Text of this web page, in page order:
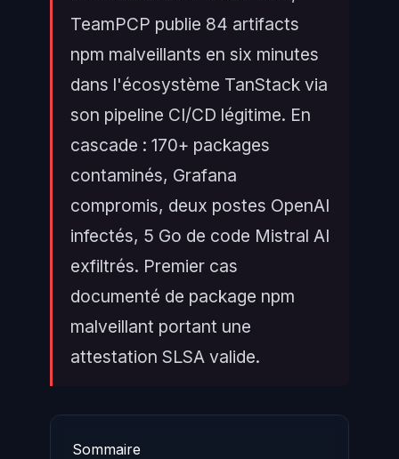
TeamPCP publie 84 artifacts
npm malveillants en six minutes
dans l'écosystème TanStack via
son pipeline CI/CD légitime. En
cascade : 170+ packages
contaminés, Grafana
compromis, deux postes OpenAI
infectés, 5 Go de code Mistral AI
exfiltrés. Premier cas
documenté de package npm
malveillant portant une
attestation SLSA valide.
Sommaire